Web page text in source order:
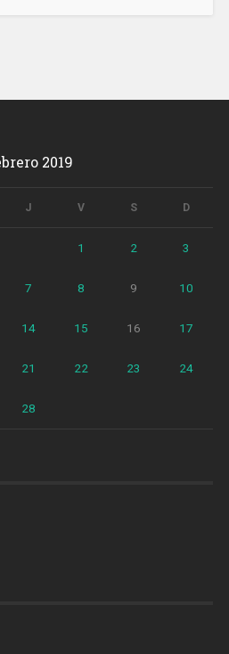
2019
J V S D
1 2 3
7 8 9 10
14 15 16 17
21 22 23 24
28